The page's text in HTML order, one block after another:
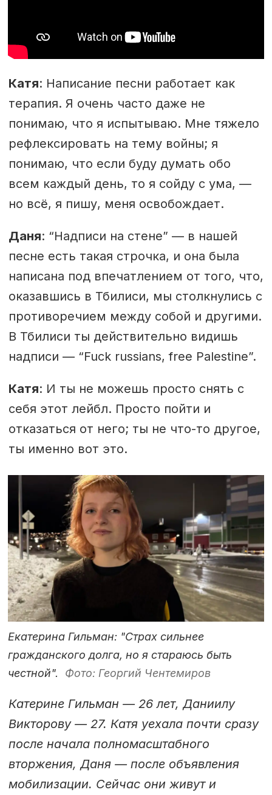
Катя: Написание песни работает как
терапия. Я очень часто даже не
понимаю, что я испытываю. Мне тяжело
рефлексировать на тему войны; я
понимаю, что если буду думать обо
всем каждый день, то я сойду с ума, —
но всё, я пишу, меня освобождает.
Даня: “Надписи на стене” — в нашей
песне есть такая строчка, и она была
написана под впечатлением от того, что,
оказавшись в Тбилиси, мы столкнулись с
противоречием между собой и другими.
В Тбилиси ты действительно видишь
надписи — “Fuck russians, free Palestine”.
Катя: И ты не можешь просто снять с
себя этот лейбл. Просто пойти и
отказаться от него; ты не что-то другое,
ты именно вот это.
Екатерина Гильман: "Страх сильнее
гражданского долга, но я стараюсь быть
честной".
Фото: Георгий Чентемиров
Катерине Гильман — 26 лет, Даниилу
Викторову — 27. Катя уехала почти сразу
после начала полномасштабного
вторжения, Даня — после объявления
мобилизации. Сейчас они живут и